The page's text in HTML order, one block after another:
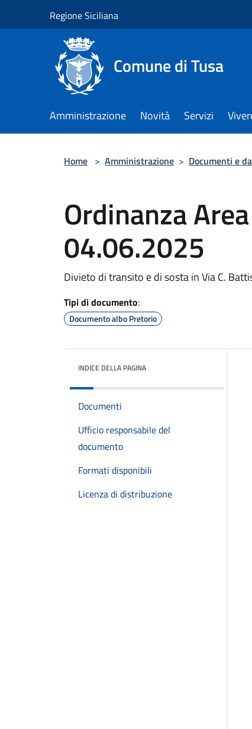
Regione Siciliana
Comune di Tusa
Amministrazione Novità Servizi
Home > Amministrazione > Documenti e
Ordinanza
04.06.2025
Divieto di transito e di sosta in Via C.
Tipi di documento:
Documento albo Pretorio
INDICE DELLA PAGINA
Documenti
Ufficio responsabile del
documento
Formati disponibili
Licenza di distribuzione